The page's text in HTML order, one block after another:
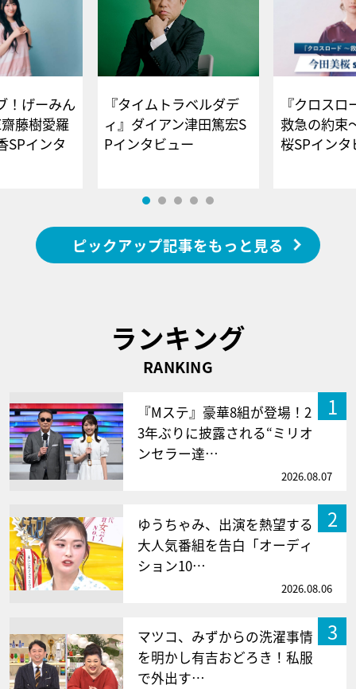
！げーみん
藤樹愛羅
SPインタ
『タイムトラベルダデ
ィ』ダイアン津田篤宏S
Pインタビュー
『クロス
救急の約束
桜SPイ
ピックアップ記事をもっと見る
ランキング
RANKING
1
『Mステ』豪華8組が登場！2
3年ぶりに披露される“ミリオ
ンセラー達…
2026.08.07
2
ゆうちゃみ、出演を熱望する
大人気番組を告白「オーディ
ション10…
2026.08.06
3
マツコ、みずからの洗濯事情
を明かし有吉おどろき！私服
で外出す…